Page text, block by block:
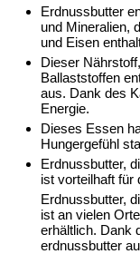
Erdnussbutter
und Mineralien,
und Eisen
Dieser
Ballaststoffen
aus. Dank des
Energie.
Dieses Essen
Hungergefühl
Erdnussbutter,
ist vorteilhaft für
Erdnussbutter,
ist an vielen
erhältlich. Dank
erdnussbutter